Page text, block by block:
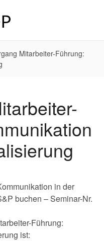
Mitarbeiter-Führung:
in der
buchen – Seminar-Nr.
Führung:
ist: